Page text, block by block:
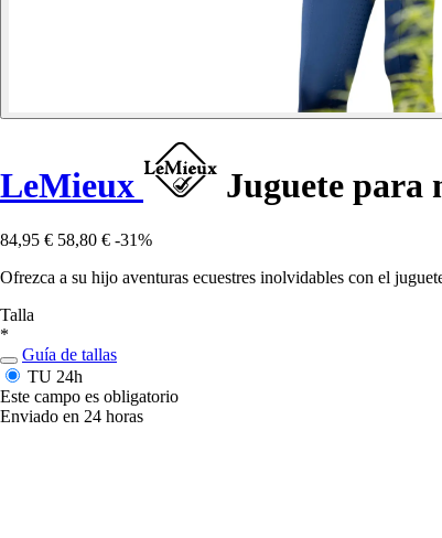
LeMieux Juguete para
84,95 € 58,80 € -31%
Ofrezca a su hijo aventuras ecuestres inolvidables con el
Talla
*
Guía de tallas
TU 24h
Este campo es obligatorio
Enviado en 24 horas